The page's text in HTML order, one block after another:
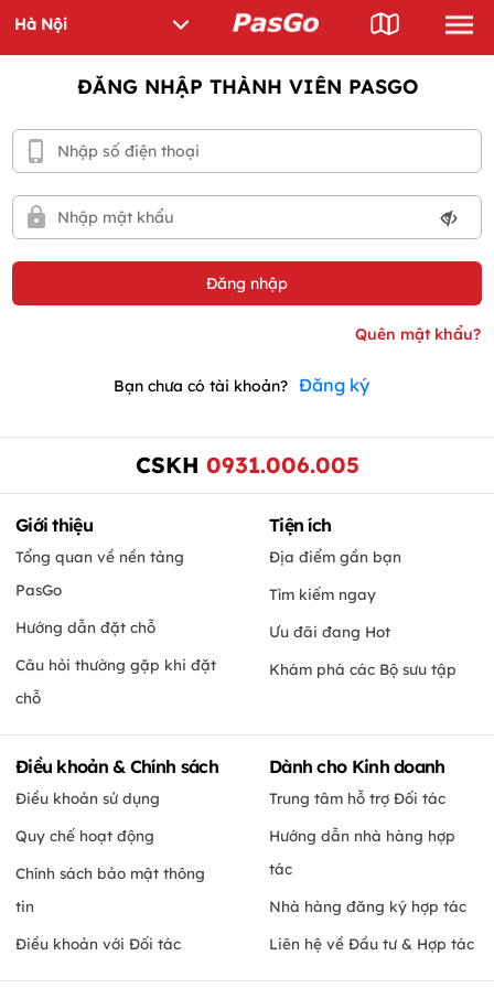
ĐĂNG NHẬP THÀNH VIÊN PASGO
Bạn chưa có tài khoản? Đăng ký
CSKH 0931.006.005
Giới thiệu
Tổng quan về nền tảng
PasGo
Hướng dẫn đặt chỗ
Câu hỏi thường gặp khi đặt
chỗ
Tiện ích
Địa điểm gần bạn
Tìm kiếm ngay
Ưu đãi đang Hot
Khám phá các Bộ sưu tập
Điều khoản & Chính sách
Điều khoản sử dụng
Quy chế hoạt động
Chính sách bảo mật thông
tin
Điều khoản với Đối tác
Dành cho Kinh doanh
Trung tâm hỗ trợ Đối tác
Hướng dẫn nhà hàng hợp
tác
Nhà hàng đăng ký hợp tác
Liên hệ về Đầu tư & Hợp tác